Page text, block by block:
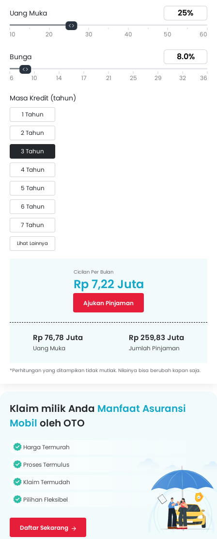
Uang Muka
10 20 30 40 50 60
Bunga
6 10 14 17 21 25 29 32 36
Masa Kredit (tahun)
1 Tahun
2 Tahun
3 Tahun
4 Tahun
5 Tahun
6 Tahun
7 Tahun
Lihat Lainnya
Cicilan Per Bulan
Rp 7,22 Juta
Ajukan Pinjaman
Rp 76,78 Juta
Uang Muka
Rp 259,83 Juta
Jumlah Pinjaman
*Perhitungan yang ditampikan tidak mutlak. Nilainya bisa berubah kapan saja.
Klaim milik Anda Manfaat Asuransi
Mobil oleh OTO
Harga Termurah
Proses Termulus
Klaim Termudah
Pilihan Fleksibel
Daftar Sekarang